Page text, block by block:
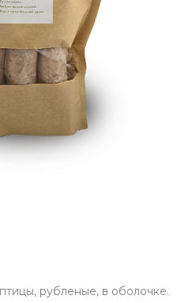
рубленые, в оболочке.